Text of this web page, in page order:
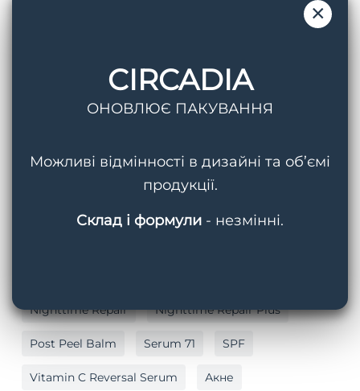
Nighttime Repair Nighttime Repair Plus
Post Peel Balm Serum 71 SPF
Vitamin C Reversal Serum Акне
×
CIRCADIA
ОНОВЛЮЄ ПАКУВАННЯ
Можливі відмінності в дизайні та об’ємі
продукції.
Склад і формули - незмінні.